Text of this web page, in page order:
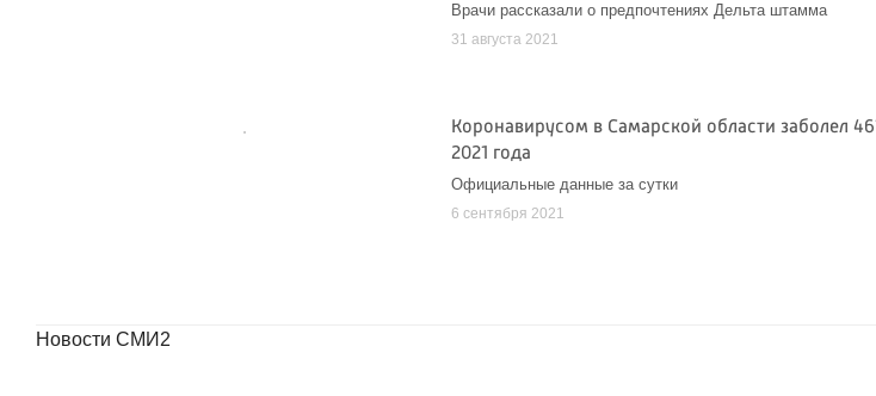
Врачи рассказали о предпочтениях Дельта штамма
31 августа 2021
Коронавирусом в Самарской области заболел
2021 года
Официальные данные за сутки
6 сентября 2021
Новости СМИ2